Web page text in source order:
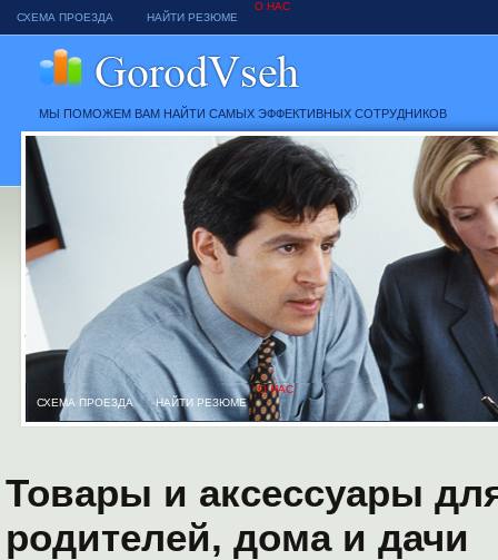
СХЕМА ПРОЕЗДА
О НАС
НАЙТИ РЕЗЮМЕ
МЫ ПОМОЖЕМ ВАМ НАЙТИ САМЫХ ЭФФЕКТИВНЫХ СОТРУДНИКОВ
СХЕМА ПРОЕЗДА
О НАС
НАЙТИ РЕЗЮМЕ
Товары и аксессуары
родителей, дома и дачи